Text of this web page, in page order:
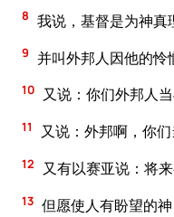
8 我说，基督是为神真
9 并叫外邦人因他的怜
10 又说：你们外邦人
11 又说：外邦啊，你
12 又有以赛亚说：将
13 但愿使人有盼望的